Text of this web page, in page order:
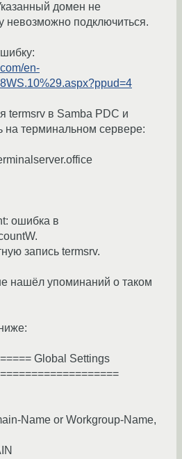
домен не
невозможно подключиться.
en-
termsrv в Samba PDC и
на терминальном сервере:
ошибка в
запись termsrv.
нашёл упоминаний о таком
Global Settings
Name or Workgroup-Name,